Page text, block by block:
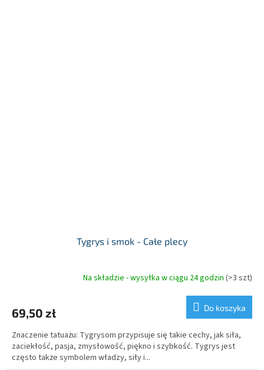
Tygrys i smok - Całe plecy
Na składzie - wysyłka w ciągu 24 godzin (>3 szt)
69,50 zł Do koszyka
Znaczenie tatuażu: Tygrysom przypisuje się takie cechy, jak siła,
zaciekłość, pasja, zmysłowość, piękno i szybkość. Tygrys jest
często także symbolem władzy, siły i...